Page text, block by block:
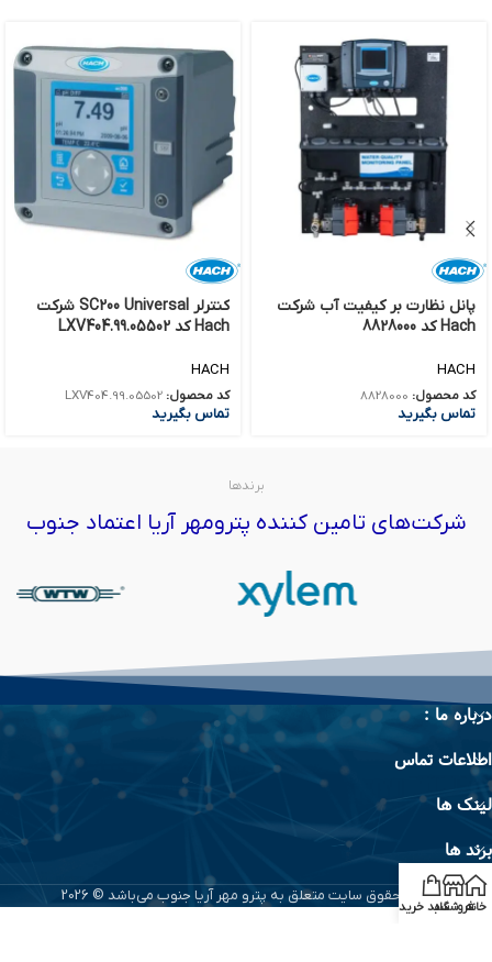
پانل نظارت بر کیفیت آب شرکت
Hach کد 8828000
HACH
کد محصول: 8828000
تماس بگیرید
کنترلر SC200 Universal شرکت
Hach کد LXV404.99.05502
HACH
کد محصول: LXV404.99.05502
تماس بگیرید
برندها
شرکت‌های تامین کننده پترومهر آریا اعتماد جنوب
درباره ما :
اطلاعات تماس
لینک ها
برند ها
تمام حقوق سایت متعلق به پترو مهر آریا جنوب می‌باشد © 2026
خانهفروشگاهسبد خرید